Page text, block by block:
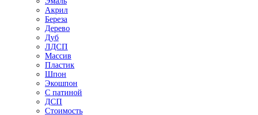
Акрил
Береза
Дерево
Дуб
ЛДСП
Массив
Пластик
Шпон
Экошпон
С патиной
ДСП
Стоимость